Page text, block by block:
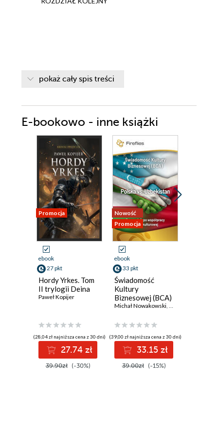
pokaż cały spis treści
E-bookowo - inne książki
Promocja
ebook
27 pkt
Hordy Yrkes. Tom
II trylogii Deina
Paweł Kopijer
(28,04 zł najniższa cena z 30 dni)
27.74 zł
39.90zł (-30%)
Nowość
Promocja
ebook
33 pkt
Świadomość
Kultury
Biznesowej (BCA)
Polska vs.
Michał Nowakowski, Małgorzata
(39,00 zł najniższa cena z 30 dni)
33.15 zł
39.00zł (-15%)